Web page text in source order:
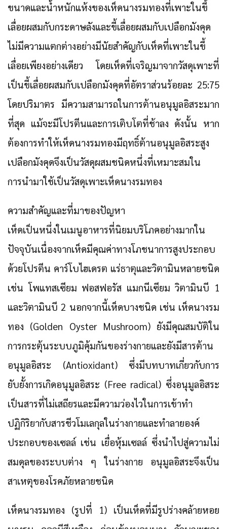
ขนาดและน้ำหนักแห้งของเห็ดนางรมทองที่เพาะในขี้
เลื่อยผสมกับกระดาษลังและขี้เลื่อยผสมกับเปลือกมังคุด
ไม่มีความแตกต่างอย่างมีนัยสำคัญกับเห็ดที่เพาะในขี้
เลื่อยเพียงอย่างเดียว โดยเห็ดที่เจริญมาจากวัสดุเพาะที่
เป็นขี้เลื่อยผสมกับเปลือกมังคุดที่อัตราส่วนร้อยละ 25:75
โดยปริมาตร มีความสามารถในการต้านอนุมูลอิสระมาก
ที่สุด แม้จะมีโปรตีนและการเติบโตที่ช้าลง ดังนั้น หาก
ต้องการทำให้เห็ดนางรมทองมีฤทธิ์ต้านอนุมูลอิสระสูง
เปลือกมังคุดจึงเป็นวัสดุผสมชนิดหนึ่งที่เหมาะสมใน
การนำมาใช้เป็นวัสดุเพาะเห็ดนางรมทอง
ความสำคัญและที่มาของปัญหา
เห็ดเป็นหนึ่งในเมนูอาหารที่นิยมบริโภคอย่างมากใน
ปัจจุบันเนื่องจากเห็ดมีคุณค่าทางโภชนาการสูงประกอบ
ด้วยโปรตีน คาร์โบไฮเดรต แร่ธาตุและวิตามินหลายชนิด
เช่น โพแทสเซียม ฟอสฟอรัส แมกนีเซียม วิตามินบี 1
และวิตามินบี 2 นอกจากนี้เห็ดบางชนิด เช่น เห็ดนางรม
ทอง (Golden Oyster Mushroom) ยังมีคุณสมบัติใน
การกระตุ้นระบบภูมิคุ้มกันของร่างกายและยังมีสารต้าน
อนุมูลอิสระ (Antioxidant) ซึ่งมีบทบาทเกี่ยวกับการ
ยับยั้งการเกิดอนุมูลอิสระ (Free radical) ซึ่งอนุมูลอิสระ
เป็นสารที่ไม่เสถียรและมีความว่องไวในการเข้าทำ
ปฏิกิริยากับสารชีวโมเลกุลในร่างกายและทำลายองค์
ประกอบของเซลล์ เช่น เยื่อหุ้มเซลล์ ซึ่งนำไปสู่ความไม่
สมดุลของระบบต่าง ๆ ในร่างกาย อนุมูลอิสระจึงเป็น
สาเหตุของโรคภัยหลายชนิด
เห็ดนางรมทอง (รูปที่ 1) เป็นเห็ดที่มีรูปร่างคล้ายหอย